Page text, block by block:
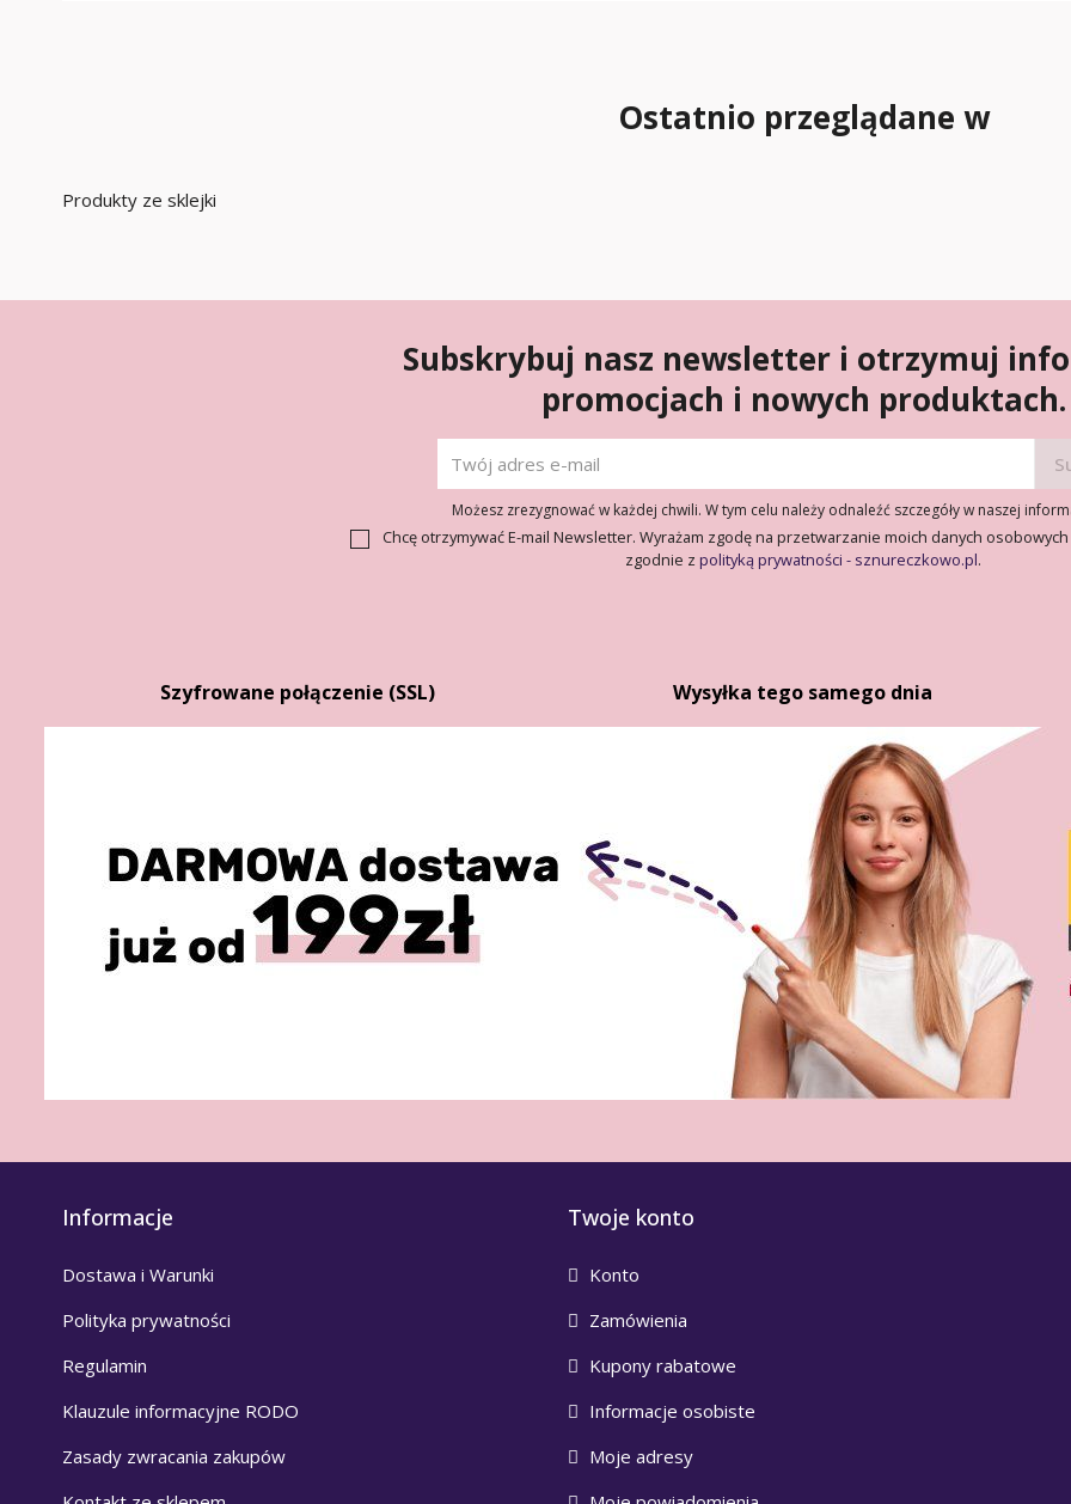
Ostatnio przeglądane w
Produkty ze sklejki
Subskrybuj nasz newsletter i otrzymuj
promocjach i nowych produktach.
Możesz zrezygnować w każdej chwili. W tym celu należy odnaleźć szczegóły w naszej
Chcę otrzymywać E-mail Newsletter. Wyrażam zgodę na przetwarzanie moich danych
zgodnie z polityką prywatności - sznureczkowo.pl.
Szyfrowane połączenie (SSL) Wysyłka tego samego dnia
Informacje
Dostawa i Warunki
Polityka prywatności
Regulamin
Klauzule informacyjne RODO
Zasady zwracania zakupów
Twoje konto
Konto
Zamówienia
Kupony rabatowe
Informacje osobiste
Moje adresy